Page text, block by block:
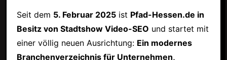
Seit dem 5. Februar 2025ist Pfad-Hessen.de in
Besitz von Stadtshow Video-SEO und startet mit
einer völlig neuen Ausrichtung: Ein modernes
Branchenverzeichnis für Unternehmen,